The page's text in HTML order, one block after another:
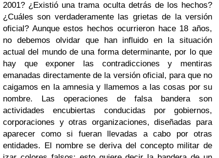
2001? ¿Existió una trama oculta detrás de los hechos?
¿Cuáles son verdaderamente las grietas de la versión
oficial? Aunque estos hechos ocurrieron hace 18 años,
no debemos olvidar que han influido en la situación
actual del mundo de una forma determinante, por lo que
hay que exponer las contradicciones y mentiras
emanadas directamente de la versión oficial, para que no
caigamos en la amnesia y llamemos a las cosas por su
nombre. Las operaciones de falsa bandera son
actividades encubiertas conducidas por gobiernos,
corporaciones y otras organizaciones, diseñadas para
aparecer como si fueran llevadas a cabo por otras
entidades. El nombre se deriva del concepto militar de